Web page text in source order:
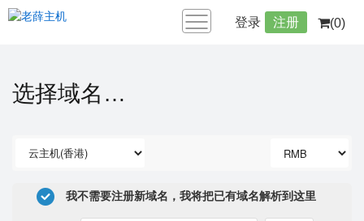
登录 注册 (0)
选择域名…
我不需要注册新域名，我将把已有域名解析到这里